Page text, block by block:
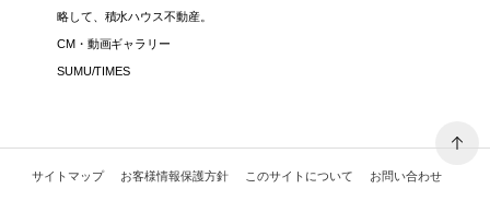
略して、積水ハウス不動産。
CM・動画ギャラリー
SUMU/TIMES
サイトマップ お客様情報保護方針 このサイトについて お問い合わせ